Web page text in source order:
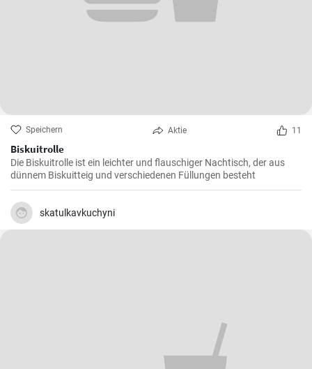
Speichern Aktie 11
Biskuitrolle
Die Biskuitrolle ist ein leichter und flauschiger Nachtisch, der aus
dünnem Biskuitteig und verschiedenen Füllungen besteht
skatulkavkuchyni